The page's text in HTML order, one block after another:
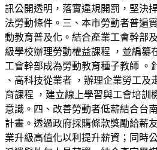
訊公開透明，落實違規開罰，堅決
法勞動條件。三、本市勞動者普遍
動教育普及化。結合產業工會幹部
級學校辦理勞動權益課程 ，並編纂
工會幹部成為勞動教育種子教師 。
、高科技從業者 ，辦理企業勞工及
育課程 ，建立線上學習與工會培訓
意識。四、改善勞動者低薪結合台
計畫。透過政府採購條款獎勵給薪
業升級高值化以利提升薪資；同時